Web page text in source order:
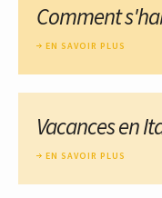
Comment
EN SAVOIR PLUS
Vacances en
EN SAVOIR PLUS